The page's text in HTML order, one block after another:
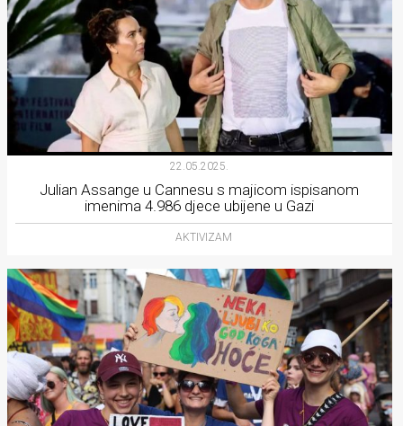
22.05.2025.
Julian Assange u Cannesu s majicom ispisanom
imenima 4.986 djece ubijene u Gazi
AKTIVIZAM